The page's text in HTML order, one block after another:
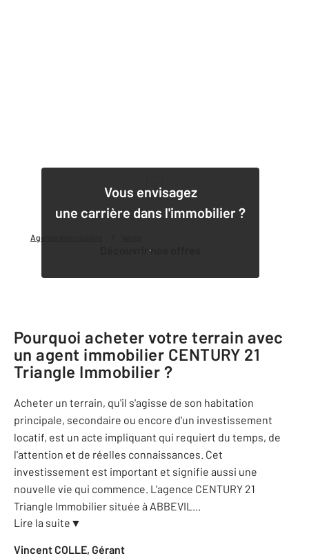
Agence immobilière
Vous envisagez
une carrière dans l'immobilier ?
Découvrir nos offres
1
Pourquoi acheter votre terrain avec
un agent immobilier CENTURY 21
Triangle Immobilier ?
Acheter un terrain, qu'il s'agisse de son habitation
principale, secondaire ou encore d'un investissement
locatif, est un acte impliquant qui requiert du temps, de
l'attention et de réelles connaissances. Cet
investissement est important et signifie aussi une
nouvelle vie qui commence. L'agence CENTURY 21
Triangle Immobilier située à ABBEVIL ...
Lire la suite ▼
Vincent COLLE, Gérant